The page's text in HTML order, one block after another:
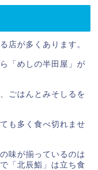
店が多くあります。
「めしの半田屋」が
ごはんとみそしるを
も多く食べ切れませ
味が揃っているのは
「北辰鮨」は立ち食